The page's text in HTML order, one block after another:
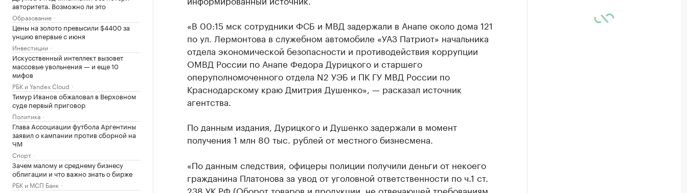
авторитета. Возможно ли это
Образование
Цены на золото превысили $4400 за
унцию впервые с июня
Инвестиции
Искусственный интеллект вызовет
массовые увольнения — и еще 10
мифов
РБК и Yandex Cloud
Тимур Иванов обжаловал в Верховном
суде первый приговор
Политика
Глава Ассоциации футбола Аргентины
заявил о кампании против сборной на
ЧМ
Спорт
Зачем малому и среднему бизнесу
облигации и что важно знать о бирже
РБК и МСП Банк
«В 00:15 мск сотрудники ФСБ и МВД задержали в Анапе около дома 121
по ул. Лермонтова в служебном автомобиле «УАЗ Патриот» начальника
отдела экономической безопасности и противодействия коррупции
ОМВД России по Анапе Федора Дурицкого и старшего
оперуполномоченного отдела N2 УЭБ и ПК ГУ МВД России по
Краснодарскому краю Дмитрия Душенко», — расказал источник
агентства.
По данным издания, Дурицкого и Душенко задержали в момент
получения 1 млн 80 тыс. рублей от местного бизнесмена.
«По данным следствия, офицеры полиции получили деньги от некоего
гражданина Платонова за увод от уголовной ответственности по ч.1 ст.
238 УК РФ (Оборот товаров и продукции, не отвечающей требованиям